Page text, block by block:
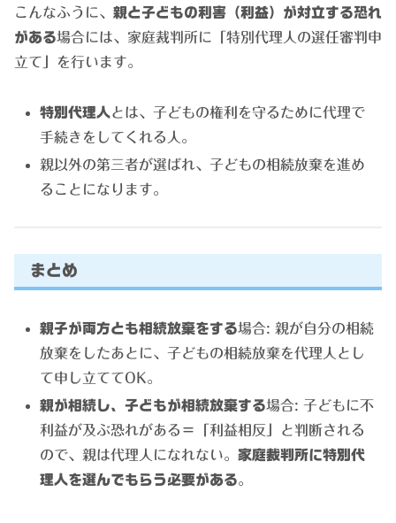
こんなふうに、 親と子どもの利害（利益）が対立する恐れ
がある場合には、家庭裁判所に「特別代理人の選任審判申
立て」を行います。
特別代理人とは、子どもの権利を守るために代理で
手続きをしてくれる人。
親以外の第三者が選ばれ、子どもの相続放棄を進め
ることになります。
まとめ
親子が両方とも相続放棄をする場合: 親が自分の相続
放棄をしたあとに、子どもの相続放棄を代理人とし
て申し立ててOK。
親が相続し、子どもが相続放棄する場合: 子どもに不
利益が及ぶ恐れがある＝「利益相反」と判断される
ので、親は代理人になれない。家庭裁判所に特別代
理人を選んでもらう必要がある。